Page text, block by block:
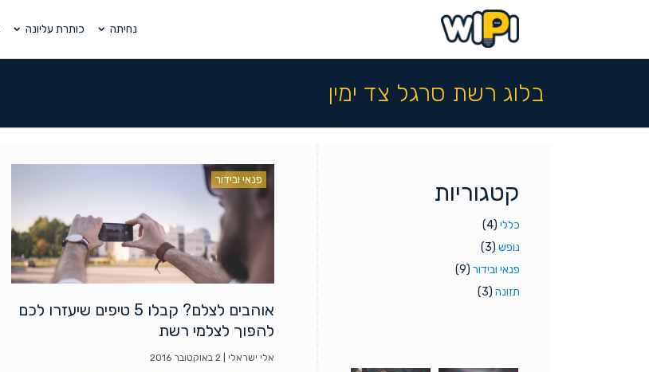
נחיתה כותרת עליונה
בלוג רשת סרגל צד ימין
קטגוריות
כללי (4)
נופש (3)
פנאי ובידור (9)
תזונה (3)
פנאי ובידור
אוהבים לצלם? קבלו 5 טיפים שיעזרו לכם
להפוך לצלמי רשת
אלי ישראלי 2 באוקטובר 2016